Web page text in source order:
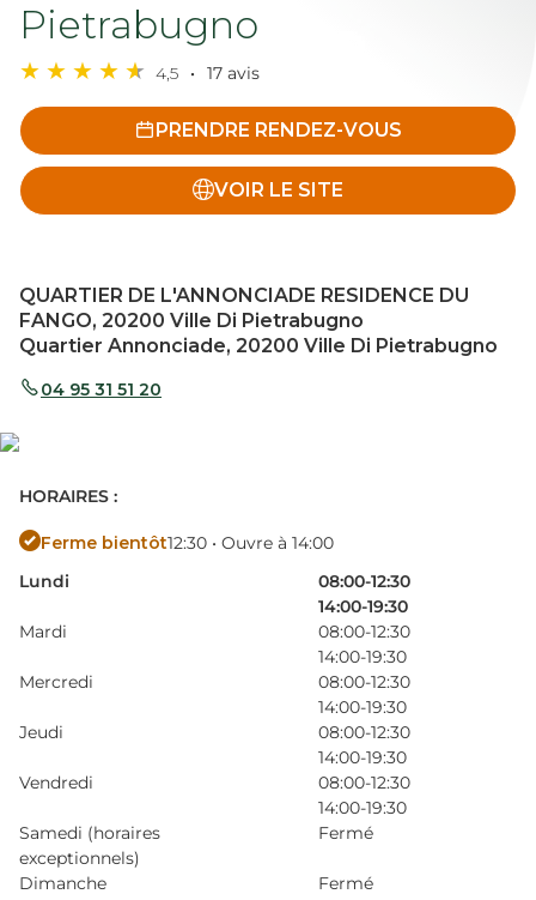
Pietrabugno
4,5 17 avis
PRENDRE RENDEZ-VOUS
VOIR LE SITE
QUARTIER DE L'ANNONCIADE RESIDENCE DU
FANGO, 20200 Ville Di Pietrabugno
Quartier Annonciade, 20200 Ville Di Pietrabugno
04 95 31 51 20
HORAIRES :
Ferme bientôt12:30 • Ouvre à 14:00
Lundi
08:00-12:30
14:00-19:30
Mardi
08:00-12:30
14:00-19:30
Mercredi
08:00-12:30
14:00-19:30
Jeudi
08:00-12:30
14:00-19:30
Vendredi
08:00-12:30
14:00-19:30
Samedi (horaires
exceptionnels)
Fermé
Dimanche Fermé